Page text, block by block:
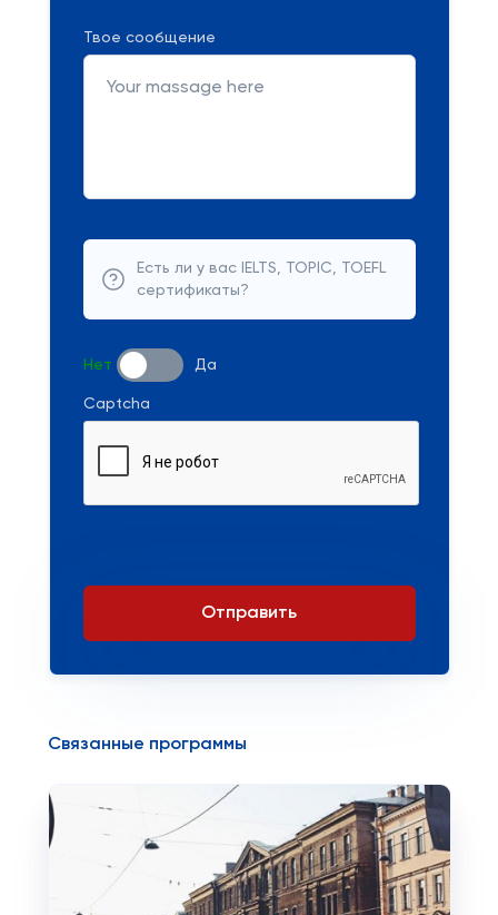
Твое сообщение
Есть ли у вас IELTS, TOPIC, TOEFL
сертификаты?
Нет Да
Captcha
Отправить
Связанные программы